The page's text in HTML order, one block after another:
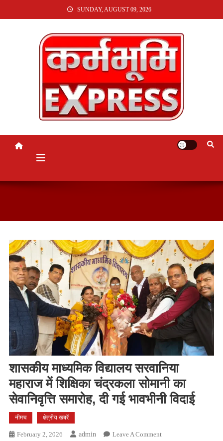
TO
SUNDAY, AUGUST 09, 2026
KARMABHUMI EXPRESS
शासकीय माध्यमिक विद्यालय सरवानिया
महाराज में शिक्षिका चंद्रकला सोमानी का
सेवानिवृत्ति समारोह, दी गई भावभीनी विदाई
नीमच क्षेत्रीय खबरें
February 2, 2026 Admin Leave A CommentOn